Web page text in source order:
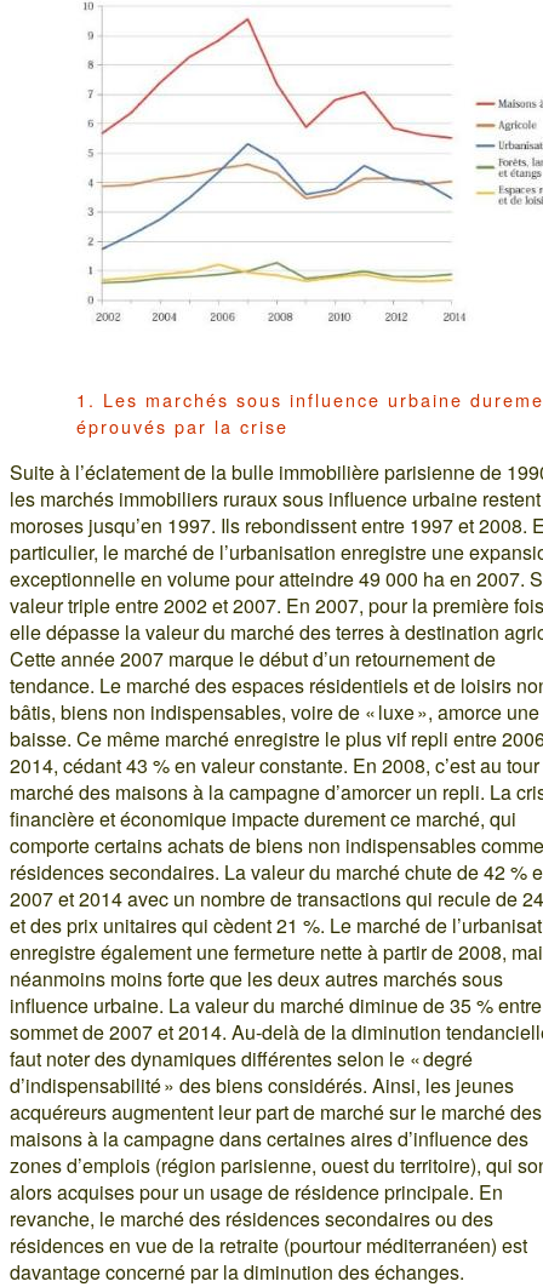
1. Les marchés sous influence urbaine
éprouvés par la crise
Suite à l’éclatement de la bulle immobilière parisienne de
les marchés immobiliers ruraux sous influence urbaine restent
moroses jusqu’en 1997. Ils rebondissent entre 1997 et 2008.
particulier, le marché de l’urbanisation enregistre une
exceptionnelle en volume pour atteindre 49 000 ha en 2007.
valeur triple entre 2002 et 2007. En 2007, pour la première
elle dépasse la valeur du marché des terres à destination
Cette année 2007 marque le début d’un retournement de
tendance. Le marché des espaces résidentiels et de loisirs
bâtis, biens non indispensables, voire de « luxe », amorce une
baisse. Ce même marché enregistre le plus vif repli entre
2014, cédant 43 % en valeur constante. En 2008, c’est au
marché des maisons à la campagne d’amorcer un repli. La
financière et économique impacte durement ce marché, qui
comporte certains achats de biens non indispensables
résidences secondaires. La valeur du marché chute de 42 %
2007 et 2014 avec un nombre de transactions qui recule de
et des prix unitaires qui cèdent 21 %. Le marché de
enregistre également une fermeture nette à partir de 2008,
néanmoins moins forte que les deux autres marchés sous
influence urbaine. La valeur du marché diminue de 35 %
sommet de 2007 et 2014. Au-delà de la diminution
faut noter des dynamiques différentes selon le « degré
d’indispensabilité » des biens considérés. Ainsi, les jeunes
acquéreurs augmentent leur part de marché sur le marché des
maisons à la campagne dans certaines aires d’influence des
zones d’emplois (région parisienne, ouest du territoire), qui
alors acquises pour un usage de résidence principale. En
revanche, le marché des résidences secondaires ou des
résidences en vue de la retraite (pourtour méditerranéen) est
davantage concerné par la diminution des échanges.